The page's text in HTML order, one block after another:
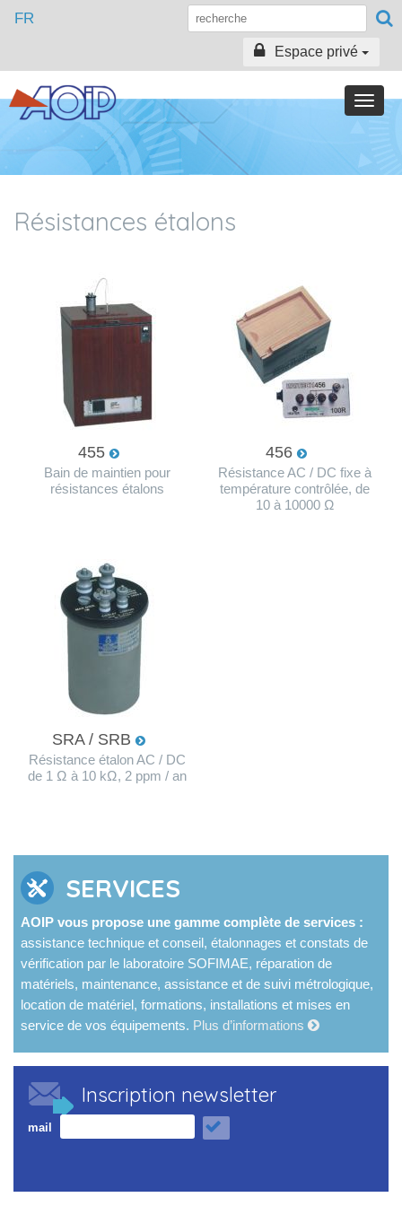
FR
Espace privé
Toggle
Résistances étalons
455
Bain de maintien pour
résistances étalons
456
Résistance AC / DC fixe à
température contrôlée, de
10 à 10000 Ω
SRA / SRB
Résistance étalon AC / DC
de 1 Ω à 10 kΩ, 2 ppm / an
SERVICES
AOIP vous propose une gamme complète de services :
assistance technique et conseil, étalonnages et constats de
vérification par le laboratoire SOFIMAE, réparation de
matériels, maintenance, assistance et de suivi métrologique,
location de matériel, formations, installations et mises en
service de vos équipements. Plus d’informations
Inscription newsletter
mail